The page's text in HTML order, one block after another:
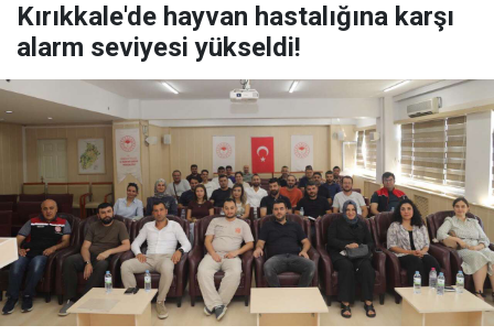
Kırıkkale'de hayvan hastalığına karşı
alarm seviyesi yükseldi!